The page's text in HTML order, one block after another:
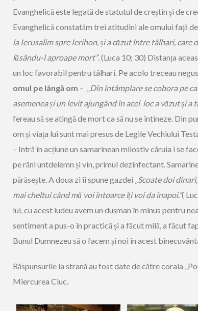
Evanghelică este legată de statutul de creștin și de
Evanghelică constatăm trei atitudini ale omului față de
la Ierusalim spre Ierihon, și a căzut între tâlhari, care
lăsându-l aproape mort”. (Luca 10; 30) Distanța
un loc favorabil pentru tâlhari. Pe acolo treceau
omul pe lângă om – „
Din întâmplare se cobora pe
asemenea și un levit ajungând în acel loc a văzut și a
fereau să se atingă de mort ca să nu se întineze. Din
om și viața lui sunt mai presus de Legile Vechiului
– Intră în acțiune un samarinean milostiv căruia i se
pe răni untdelemn și vin, primul dezinfectant.
părăsește. A doua zi îi spune gazdei „
Scoate doi
mai cheltui când mă voi întoarce îți voi da înapoi.”(
lui, cu acest iudeu avem un dușman în minus pentru
sentiment a pus-o în practică și a făcut milă, a făcut
Bunul Dumnezeu să o facem și noi în acest
Răspunsurile la strană au fost date de către corala
Miercurea Ciuc.